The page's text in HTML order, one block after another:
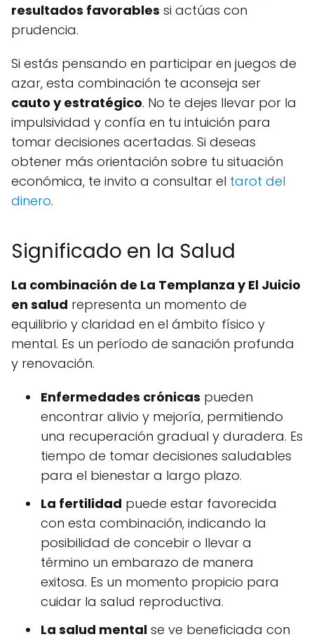
resultados favorables si actúas con
prudencia.
Si estás pensando en participar en juegos de
azar, esta combinación te aconseja ser
cauto y estratégico. No te dejes llevar por la
impulsividad y confía en tu intuición para
tomar decisiones acertadas. Si deseas
obtener más orientación sobre tu situación
económica, te invito a consultar el tarot del
dinero.
Significado en la Salud
La combinación de La Templanza y El Juicio
en salud representa un momento de
equilibrio y claridad en el ámbito físico y
mental. Es un período de sanación profunda
y renovación.
Enfermedades crónicas pueden
encontrar alivio y mejoría, permitiendo
una recuperación gradual y duradera. Es
tiempo de tomar decisiones saludables
para el bienestar a largo plazo.
La fertilidad puede estar favorecida
con esta combinación, indicando la
posibilidad de concebir o llevar a
término un embarazo de manera
exitosa. Es un momento propicio para
cuidar la salud reproductiva.
La salud mental se ve beneficiada con